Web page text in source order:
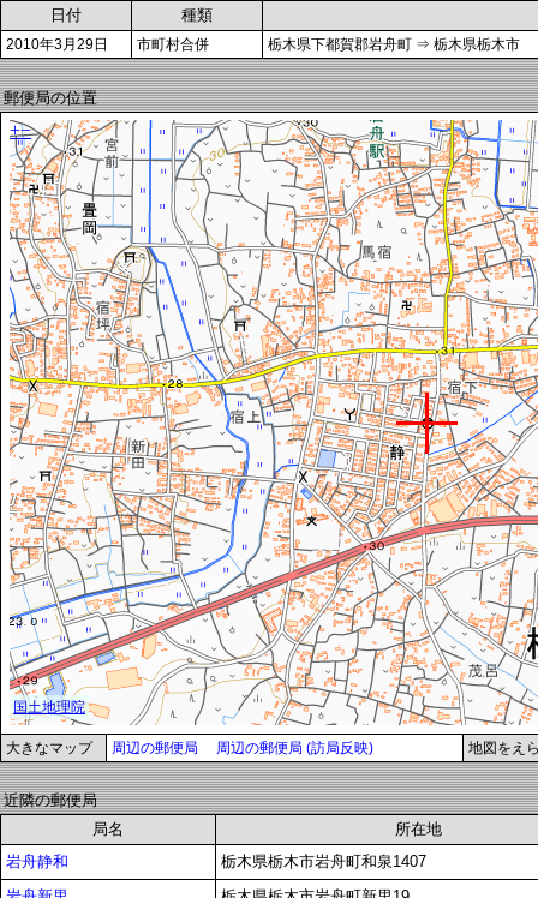
日付
種類
2010年3月29日 市町村合併 栃木県下都賀郡岩舟町 ⇒ 栃木県栃木市
郵便局の位置
大きなマップ 周辺の郵便局 周辺の郵便局 (訪局反映) 地図をえ
近隣の郵便局
局名
所在地
岩舟静和
栃木県栃木市岩舟町和泉1407